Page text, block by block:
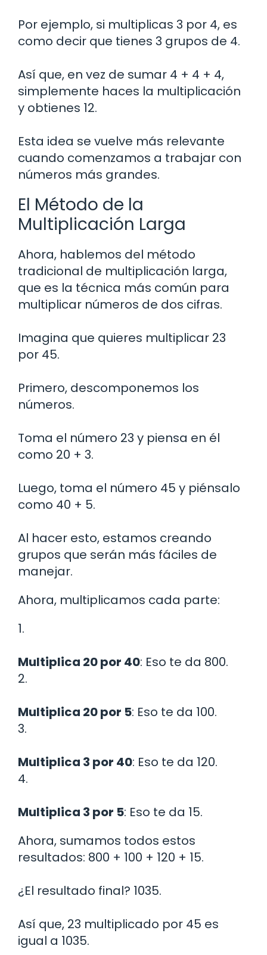
Por ejemplo, si multiplicas 3 por 4, es
como decir que tienes 3 grupos de 4.
Así que, en vez de sumar 4 + 4 + 4,
simplemente haces la multiplicación
y obtienes 12.
Esta idea se vuelve más relevante
cuando comenzamos a trabajar con
números más grandes.
El Método de la
Multiplicación Larga
Ahora, hablemos del método
tradicional de multiplicación larga,
que es la técnica más común para
multiplicar números de dos cifras.
Imagina que quieres multiplicar 23
por 45.
Primero, descomponemos los
números.
Toma el número 23 y piensa en él
como 20 + 3.
Luego, toma el número 45 y piénsalo
como 40 + 5.
Al hacer esto, estamos creando
grupos que serán más fáciles de
manejar.
Ahora, multiplicamos cada parte:
1.
Multiplica 20 por 40: Eso te da 800.
2.
Multiplica 20 por 5: Eso te da 100.
3.
Multiplica 3 por 40: Eso te da 120.
4.
Multiplica 3 por 5: Eso te da 15.
Ahora, sumamos todos estos
resultados: 800 + 100 + 120 + 15.
¿El resultado final? 1035.
Así que, 23 multiplicado por 45 es
igual a 1035.